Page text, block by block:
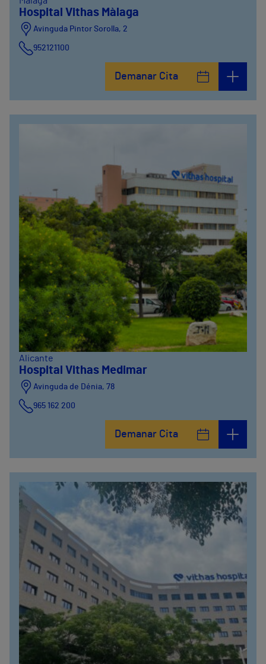
Hospital Vithas Màlaga
Avinguda Pintor Sorolla, 2
952121100
Demanar Cita
Alicante
Hospital Vithas Medimar
Avinguda de Dénia, 78
965 162 200
Demanar Cita